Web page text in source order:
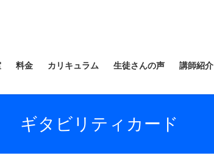
料金 カリキュラム 生徒さんの声 講師紹介
ギタビリティカード